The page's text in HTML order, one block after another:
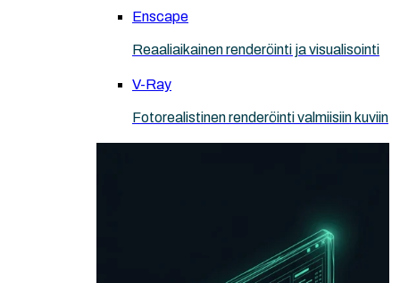
Enscape
Reaaliaikainen renderöinti ja visualisointi
V-Ray
Fotorealistinen renderöinti valmiisiin kuviin